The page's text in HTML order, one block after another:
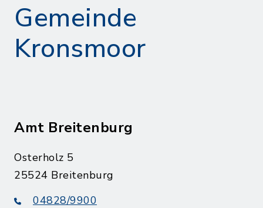
Gemeinde
Kronsmoor
Amt Breitenburg
Osterholz 5
25524 Breitenburg
04828/9900